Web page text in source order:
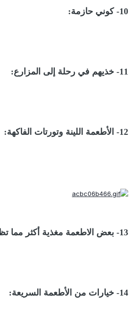
10- كوني حازمة:
11- خذيهم في رحلة إلى المزارع:
12- الأطعمة اللينة وتورتات الفاكهة:
13- بعض الاطعمة مغذية أكثر مما تظنين:
14- خيارات من الأطعمة السريعة: